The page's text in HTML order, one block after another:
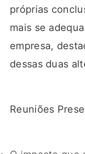
próprias
mais se
empresa,
dessas duas
Reuniões